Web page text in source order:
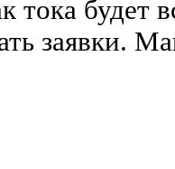
тока будет
заявки.